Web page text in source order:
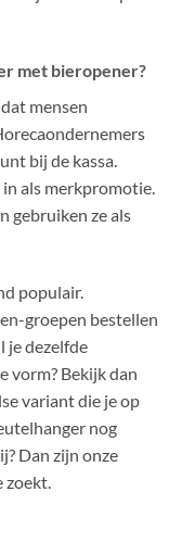
met bieropener?
mensen
bij de kassa.
als merkpromotie.
gebruiken ze als
populair.
groepen bestellen
je dezelfde
vorm? Bekijk dan
variant die je op
nog
Dan zijn onze
zoekt.